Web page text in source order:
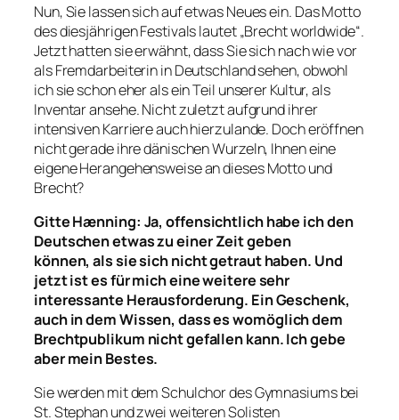
Nun, Sie lassen sich auf etwas Neues ein. Das Motto
des diesjährigen Festivals lautet „Brecht worldwide“.
Jetzt hatten sie erwähnt, dass Sie sich nach wie vor
als Fremdarbeiterin in Deutschland sehen, obwohl
ich sie schon eher als ein Teil unserer Kultur, als
Inventar ansehe. Nicht zuletzt aufgrund ihrer
intensiven Karriere auch hierzulande. Doch eröffnen
nicht gerade ihre dänischen Wurzeln, Ihnen eine
eigene Herangehensweise an dieses Motto und
Brecht?
Gitte Hænning: Ja, offensichtlich habe ich den
Deutschen etwaszu einer Zeitgeben
können, als sie sich nicht getraut haben. Und
jetzt ist es für mich eine weitere sehr
interessante Herausforderung. Ein Geschenk,
auch in dem Wissen, dass es womöglich dem
Brechtpublikum nicht gefallen kann. Ich gebe
aber mein Bestes.
Sie werden mit dem Schulchor des Gymnasiums bei
St. Stephan und zwei weiteren Solisten